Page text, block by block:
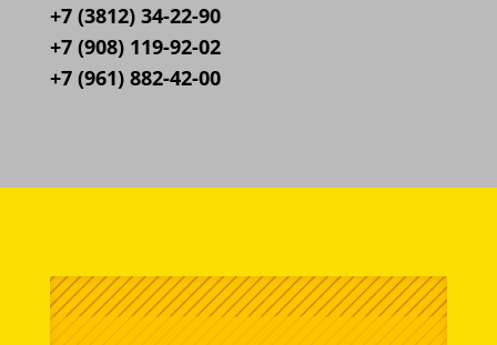
+7 (3812) 34-22-90
+7 (908) 119-92-02
+7 (961) 882-42-00